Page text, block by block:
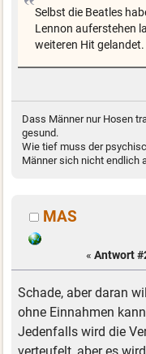
Selbst die Beatles
Lennon auferstehen
weiteren Hit gelandet.
Dass Männer nur Hosen
gesund.
Wie tief muss der
Männer sich nicht endlich
MAS
« Antwort
Schade, aber daran
ohne Einnahmen
Jedenfalls wird die